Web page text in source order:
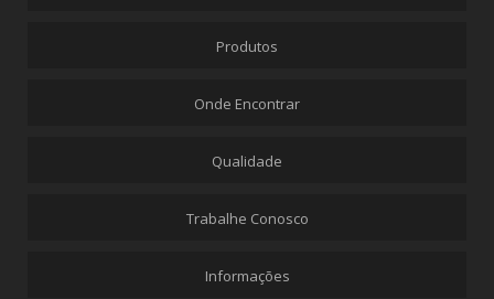
Produtos
Onde Encontrar
Qualidade
Trabalhe Conosco
Informações